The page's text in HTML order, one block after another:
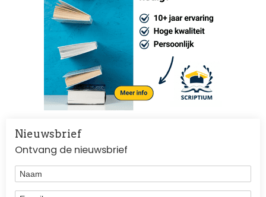
Nieuwsbrief
Ontvang de nieuwsbrief
Naam